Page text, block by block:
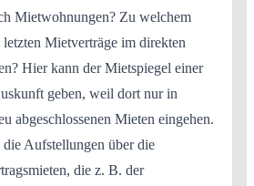
Mietwohnungen? Zu welchem
Mietverträge im direkten
Hier kann der Mietspiegel einer
geben, weil dort nur in
abgeschlossenen Mieten eingehen.
die Aufstellungen über die
die z. B. der